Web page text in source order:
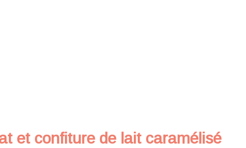
et confiture de lait caramélisé